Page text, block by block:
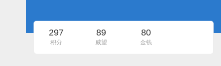
297
积分
89
威望
80
金钱